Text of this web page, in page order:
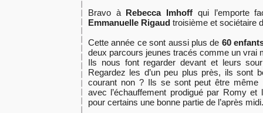
Bravo à Rebecca Imhoff qui l’emporte
Emmanuelle Rigaud troisième et sociétaire
Cette année ce sont aussi plus de 60
deux parcours jeunes tracés comme un vrai
Ils nous font regarder devant et leurs
Regardez les d’un peu plus près, ils sont
courant non ? Ils se sont peut être même
avec l’échauffement prodigué par Romy et
pour certains une bonne partie de l’après midi.